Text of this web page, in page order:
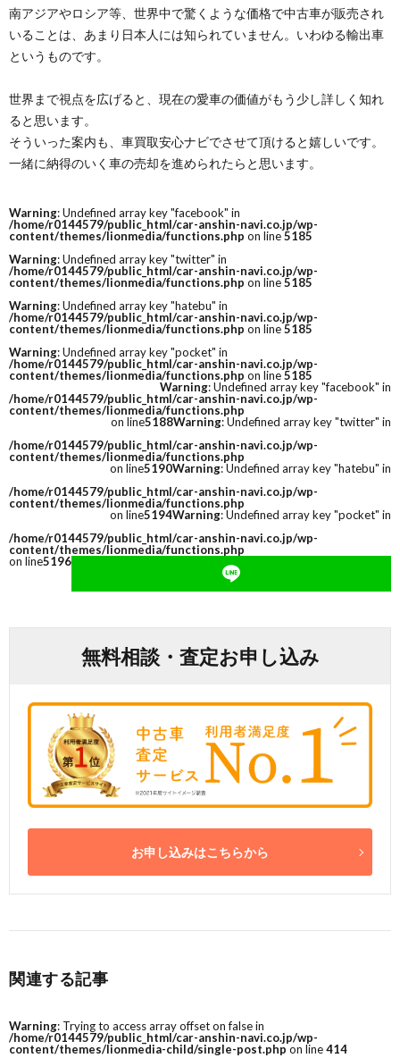
南アジアやロシア等、世界中で驚くような価格で中古車が販売され
いることは、あまり日本人には知られていません。いわゆる輸出車
というものです。
世界まで視点を広げると、現在の愛車の価値がもう少し詳しく知れ
ると思います。
そういった案内も、車買取安心ナビでさせて頂けると嬉しいです。
一緒に納得のいく車の売却を進められたらと思います。
Warning: Undefined array key "facebook" in
/home/r0144579/public_html/car-anshin-navi.co.jp/wp-
content/themes/lionmedia/functions.php on line5185
Warning: Undefined array key "twitter" in
/home/r0144579/public_html/car-anshin-navi.co.jp/wp-
content/themes/lionmedia/functions.php on line5185
Warning: Undefined array key "hatebu" in
/home/r0144579/public_html/car-anshin-navi.co.jp/wp-
content/themes/lionmedia/functions.php on line5185
Warning: Undefined array key "pocket" in
/home/r0144579/public_html/car-anshin-navi.co.jp/wp-
content/themes/lionmedia/functions.php on line5185
Warning: Undefined array key "facebook" in
/home/r0144579/public_html/car-anshin-navi.co.jp/wp-
content/themes/lionmedia/functions.php
on line5188Warning: Undefined array key "twitter" in
/home/r0144579/public_html/car-anshin-navi.co.jp/wp-
content/themes/lionmedia/functions.php
on line5190Warning: Undefined array key "hatebu" in
/home/r0144579/public_html/car-anshin-navi.co.jp/wp-
content/themes/lionmedia/functions.php
on line5194Warning: Undefined array key "pocket" in
/home/r0144579/public_html/car-anshin-navi.co.jp/wp-
content/themes/lionmedia/functions.php
on line5196
無料相談・査定お申し込み
お申し込みはこちらから
関連する記事
Warning: Trying to access array offset on false in
/home/r0144579/public_html/car-anshin-navi.co.jp/wp-
content/themes/lionmedia-child/single-post.php on line414